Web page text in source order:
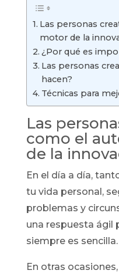
Las personas
motor de la
¿Por qué es
Las personas
hacen?
Técnicas para
Las
como el
de la
En el día a día,
tu vida personal,
problemas y
una respuesta ágil
siempre es sencilla.
En otras